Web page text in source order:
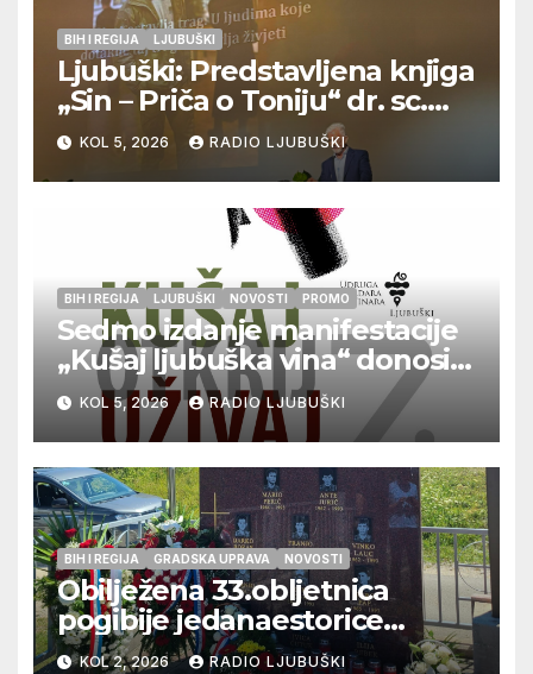
BIH I REGIJA LJUBUŠKI
Ljubuški: Predstavljena knjiga
„Sin – Priča o Toniju“ dr. sc.
Zdenka Hercega
KOL 5, 2026 RADIO LJUBUŠKI
BIH I REGIJA LJUBUŠKI NOVOSTI PROMO
Sedmo izdanje manifestacije
„Kušaj ljubuška vina“ donosi
vrhunska vina, gastronomiju i
glazbu
KOL 5, 2026 RADIO LJUBUŠKI
BIH I REGIJA GRADSKA UPRAVA NOVOSTI
Obilježena 33.obljetnica
pogibije jedanaestorice
ljubuških branitelja
KOL 2, 2026 RADIO LJUBUŠKI